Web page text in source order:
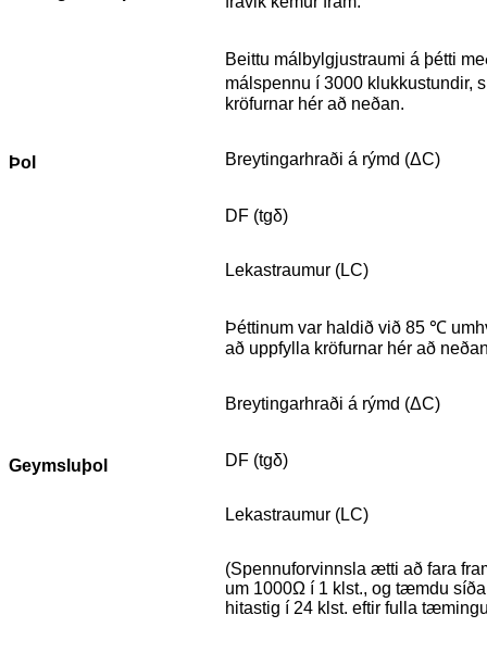
Þol
Beittu málbylgjustraumi á þétti
málspennu í 3000 klukkustundir,
kröfurnar hér að neðan.
Breytingarhraði á rýmd (ΔC)
DF (tgδ)
Lekastraumur (LC)
Geymsluþol
Þéttinum var haldið við 85 ℃
að uppfylla kröfurnar hér að
Breytingarhraði á rýmd (ΔC)
DF (tgδ)
Lekastraumur (LC)
(Spennuforvinnsla ætti að fara
um 1000Ω í 1 klst., og tæmdu
hitastig í 24 klst. eftir fulla